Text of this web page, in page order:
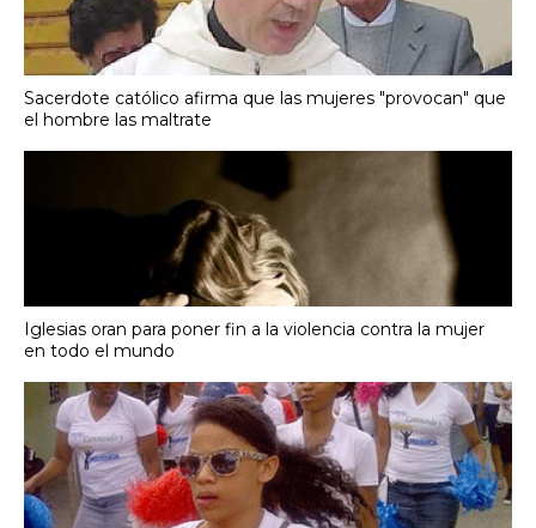
Sacerdote católico afirma que las mujeres "provocan" que
el hombre las maltrate
Iglesias oran para poner fin a la violencia contra la mujer
en todo el mundo